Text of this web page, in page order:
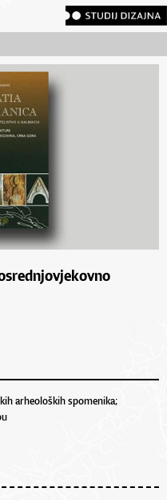
arheoloških spomenika;